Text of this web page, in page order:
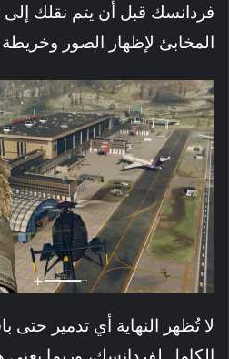
فردانسك قبل أن يتم نقلك
المخابئ لإظهار الصور وخريطة
لا تُظهر النهاية أي تدمير حتى